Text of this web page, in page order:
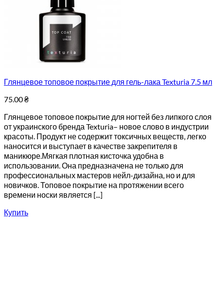
Глянцевое топовое покрытие для гель-лака Texturia 7.5 мл
75.00₴
Глянцевое топовое покрытие для ногтей без липкого слоя
от украинского бренда Texturia– новое слово в индустрии
красоты. Продукт не содержит токсичных веществ, легко
наносится и выступает в качестве закрепителя в
маникюре.Мягкая плотная кисточка удобна в
использовании. Она предназначена не только для
профессиональных мастеров нейл-дизайна, но и для
новичков. Топовое покрытие на протяжении всего
времени носки является [...]
Купить